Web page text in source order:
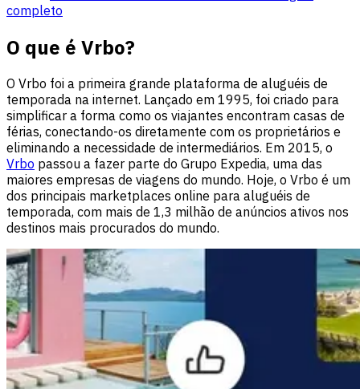
completo
O que é Vrbo?
O Vrbo foi a primeira grande plataforma de aluguéis de
temporada na internet. Lançado em 1995, foi criado para
simplificar a forma como os viajantes encontram casas de
férias, conectando-os diretamente com os proprietários e
eliminando a necessidade de intermediários. Em 2015, o
Vrbo passou a fazer parte do Grupo Expedia, uma das
maiores empresas de viagens do mundo. Hoje, o Vrbo é um
dos principais marketplaces online para aluguéis de
temporada, com mais de 1,3 milhão de anúncios ativos nos
destinos mais procurados do mundo.